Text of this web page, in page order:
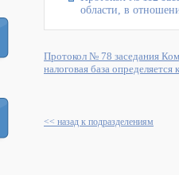
области, в
Протокол № 78 заседания
налоговая база определяется
<< назад к подразделениям